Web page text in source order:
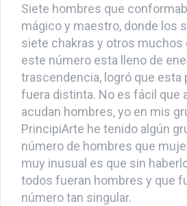
Siete hombres que
mágico y maestro, donde los
siete chakras y otros muchos
este número esta lleno de
trascendencia, logró que esta
fuera distinta. No es fácil que
acudan hombres, yo en mis
PrincipiArte he tenido algún
número de hombres que
muy inusual es que sin
todos fueran hombres y que
número tan singular.